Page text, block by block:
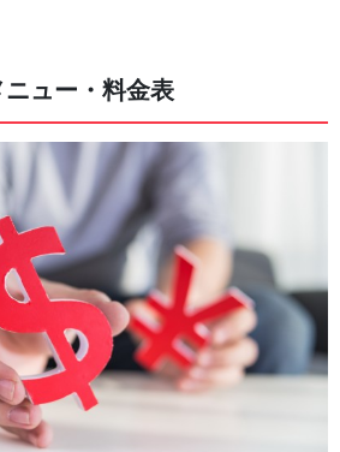
ュー・料金表